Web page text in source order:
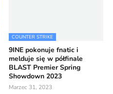
COUNTER STRIKE
9INE pokonuje fnatic i
melduje się w półfinale
BLAST Premier Spring
Showdown 2023
Marzec 31, 2023